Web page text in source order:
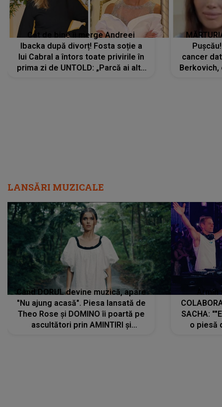
Cât de bine îi merge Andreei
Ibacka după divorț! Fosta soție a
lui Cabral a întors toate privirile în
prima zi de UNTOLD: „Parcă ai altă
cancer
Berkovich,
LANSĂRI MUZICALE
Când DORUL devine muzică, apare
"Nu ajung acasă". Piesa lansată de
Theo Rose și DOMINO îi poartă pe
ascultători prin AMINTIRI și
SACHA:
o piesă